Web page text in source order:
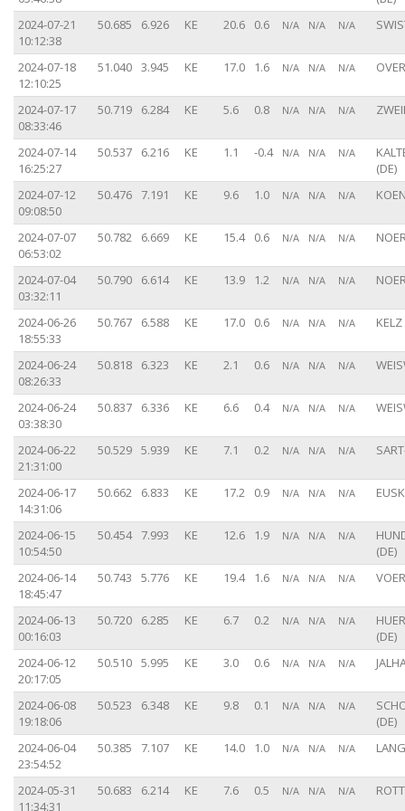
2024-07-21
10:12:38
50.685 6.926 KE 20.6 0.6 N/A N/A N/A
2024-07-18
12:10:25
51.040 3.945 KE 17.0 1.6 N/A N/A N/A
2024-07-17
08:33:46
50.719 6.284 KE 5.6 0.8 N/A N/A N/A
2024-07-14
16:25:27
50.537 6.216 KE 1.1 -0.4 N/A N/A N/A
(DE)
2024-07-12
09:08:50
50.476 7.191 KE 9.6 1.0 N/A N/A N/A
2024-07-07
06:53:02
50.782 6.669 KE 15.4 0.6 N/A N/A N/A
2024-07-04
03:32:11
50.790 6.614 KE 13.9 1.2 N/A N/A N/A
2024-06-26
18:55:33
50.767 6.588 KE 17.0 0.6 N/A N/A N/A
2024-06-24
08:26:33
50.818 6.323 KE 2.1 0.6 N/A N/A N/A
2024-06-24
03:38:30
50.837 6.336 KE 6.6 0.4 N/A N/A N/A
2024-06-22
21:31:00
50.529 5.939 KE 7.1 0.2 N/A N/A N/A
2024-06-17
14:31:06
50.662 6.833 KE 17.2 0.9 N/A N/A N/A
2024-06-15
10:54:50
50.454 7.993 KE 12.6 1.9 N/A N/A N/A
(DE)
2024-06-14
18:45:47
50.743 5.776 KE 19.4 1.6 N/A N/A N/A
2024-06-13
00:16:03
50.720 6.285 KE 6.7 0.2 N/A N/A N/A
(DE)
2024-06-12
20:17:05
50.510 5.995 KE 3.0 0.6 N/A N/A N/A
2024-06-08
19:18:06
50.523 6.348 KE 9.8 0.1 N/A N/A N/A
(DE)
2024-06-04
23:54:52
50.385 7.107 KE 14.0 1.0 N/A N/A N/A
2024-05-31
11:34:31
50.683 6.214 KE 7.6 0.5 N/A N/A N/A